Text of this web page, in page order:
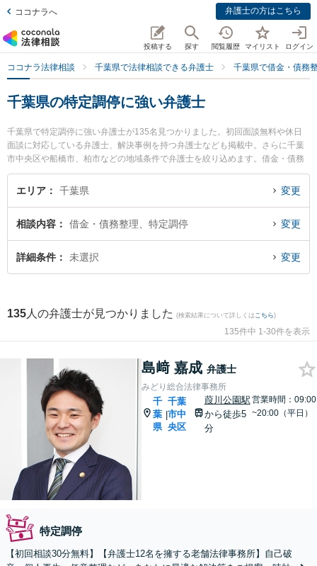
ココナラへ 弁護士の方はこちら
投稿する 探す 閲覧履歴 マイリスト ログイン
ココナラ法律相談 千葉県で法律相談できる弁護士 千葉県で借金・債務
千葉県の特定調停に強い弁護士
千葉県で特定調停に強い弁護士が135名見つかりました。初回面談無料や休日
面談に対応している弁護士、解決事例を持つ弁護士なども掲載中。さらに千葉
市中央区や船橋市、柏市などの地域条件で弁護士を絞り込めます。借金・債務
整理に関係する消費者金融の債務整理やクレジット会社の債務整理、リボ払い
の債務整理等の細かな分野での絞り込み検索もでき便利です。特にみどり総合
などが注目されています。『千葉県で土日や夜間に発生した特定調停のトラブ
ルを今すぐに弁護士に相談したい』『特定調停のトラブル解決の実績豊富な近
くの弁護士を検索したい』『初回相談無料で特定調停を法律相談できる千葉県
エリア 千葉県 変更
相談内容 借金・債務整理、特定調停 変更
詳細条件 未選択 変更
135 人の弁護士が見つかりました (検索結果について詳しくは こちら)
135件中 1-30件を表示
島﨑 嘉成 弁護士
みどり総合法律事務所
千
葉
県
|
千葉
市中
央区
葭川公園駅
から徒歩5
分
営業時間：09:00
~20:00（平日）
特定調停
【初回相談30分無料】【弁護士12名を擁する老舗法律事務所】自己破